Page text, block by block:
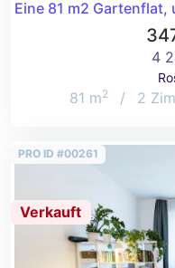
Eine 81 m2
4
81 m2 / 2
PRO ID #00261
Verkauft